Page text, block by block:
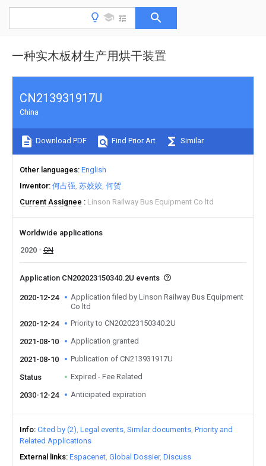
一种实木板材生产用烘干装置
CN213931917U
China
Download PDF Find Prior Art Similar
Other languages English
Inventor 何占强 苏姣姣 何贺
Current Assignee
Linson Railway Bus Equipment Co ltd
Worldwide applications
2020
CN
Application CN202023150340.2U events
2020-12-24
Application filed by Linson Railway Bus Equipment
Co ltd
2020-12-24
Priority to CN202023150340.2U
2021-08-10 Application granted
2021-08-10 Publication of CN213931917U
Status Expired - Fee Related
2030-12-24 Anticipated expiration
Info Cited by (2) Legal events Similar documents Priority and
Related Applications
External links Espacenet Global Dossier Discuss